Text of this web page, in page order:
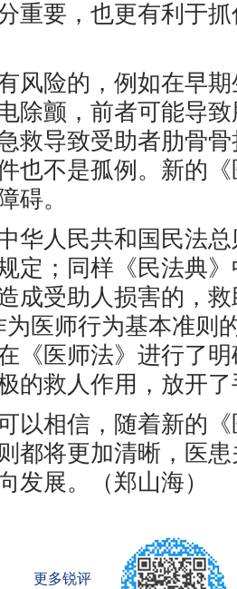
重要，也更有利于
险的，例如在早期
除颤，前者可能导
救导致受助者肋骨
也不是孤例。新的
碍。
人民共和国民法总
定；同样《民法典
成受助人损害的，
为医师行为基本准则
《医师法》进行了
的救人作用，放开
相信，随着新的《
都将更加清晰，医
发展。（郑山海）
更多锐评